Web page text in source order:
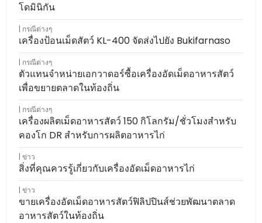
โดมินิกัน
กรณีต่างๆ
เครื่องป้อนเม็ดสัตว์ KL-400 จัดส่งไปยัง Bukifarnaso
กรณีต่างๆ
ตัวแทนจำหน่ายเอกวาดอร์ซื้อเครื่องอัดเม็ดอาหารสัตว์
เพื่อขยายตลาดในท้องถิ่น
กรณีต่างๆ
เครื่องผลิตเม็ดอาหารสัตว์ 150 กิโลกรัม/ชั่วโมงสำหรับ
คองโก DR สำหรับการผลิตอาหารไก่
ข่าว
สิ่งที่คุณควรรู้เกี่ยวกับเครื่องอัดเม็ดอาหารไก่
ข่าว
ขายเครื่องอัดเม็ดอาหารสัตว์ฟิลิปปินส์ช่วยพัฒนาตลาด
อาหารสัตว์ในท้องถิ่น